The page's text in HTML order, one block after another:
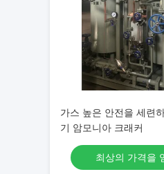
가스 높은 안전을 세련
기 암모니아 크래커
최상의 가격을